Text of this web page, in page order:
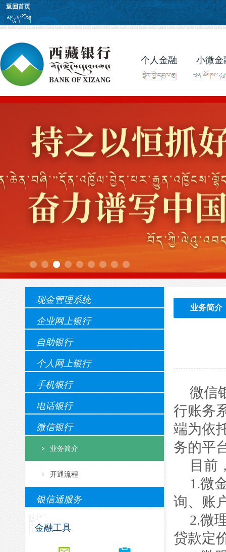
返回首页
个人金融 小微金
现金管理系统
企业网上银行
自助银行
个人网上银行
手机银行
电话银行
微信银行
业务简介
开通流程
银信通服务
金融工具
业务简介
微信
行账务
端为依
务的平
目前
1.微
询、账
2.微
贷款定